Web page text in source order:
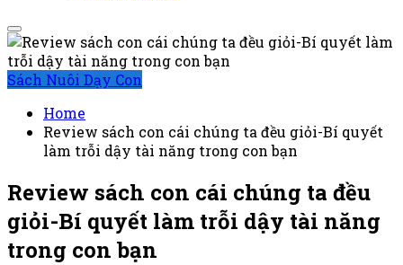
Sách Nuôi Dạy Con
Home
Review sách con cái chúng ta đều giỏi-Bí quyết
làm trỗi dậy tài năng trong con bạn
Review sách con cái chúng ta đều
giỏi-Bí quyết làm trỗi dậy tài năng
trong con bạn